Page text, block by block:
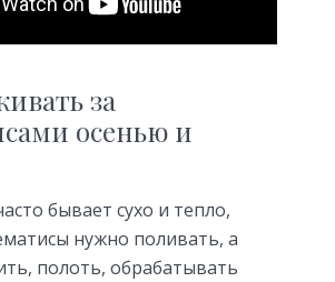
за
осенью и
бывает сухо и тепло,
нужно поливать, а
полоть, обрабатывать